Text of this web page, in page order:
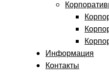
Информация
Контакты